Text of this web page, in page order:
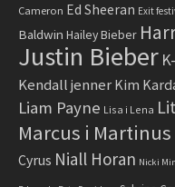
Cameron Ed Sheeran Exit
Baldwin Hailey Bieber
Justin Bieber
Kendall jenner Kim
Liam Payne Lisa i Lena
Marcus i Martinus
Cyrus Niall Horan Nicki